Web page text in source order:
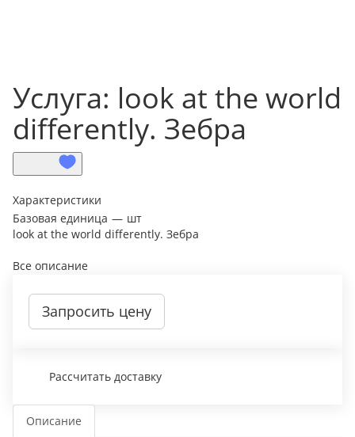
Услуга: look at the world
differently. Зебра
Характеристики
Базовая единица — шт
look at the world differently. Зебра
Все описание
Запросить цену
Рассчитать доставку
Описание